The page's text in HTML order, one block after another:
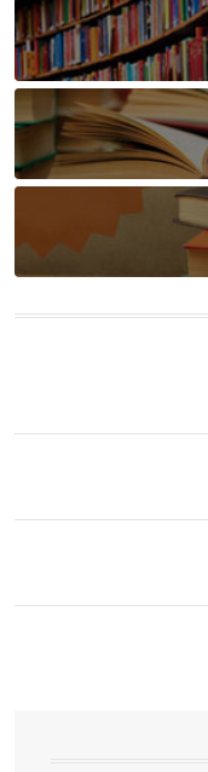
التي ارتبطت
خاصة، حيث يحرص